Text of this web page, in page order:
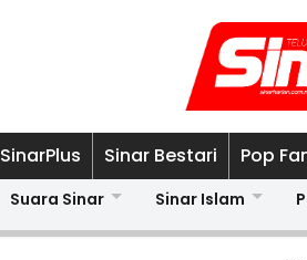
SinarPlus Sinar Bestari Pop
Suara Sinar Sinar Islam